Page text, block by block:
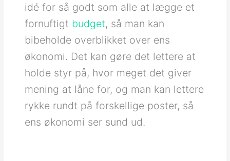
idé for så godt som alle at lægge et
fornuftigt budget, så man kan
bibeholde overblikket over ens
økonomi. Det kan gøre det lettere at
holde styr på, hvor meget det giver
mening at låne for, og man kan lettere
rykke rundt på forskellige poster, så
ens økonomi ser sund ud.